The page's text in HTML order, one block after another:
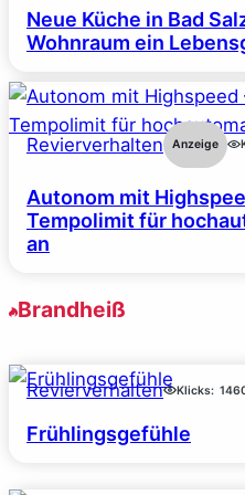
Neue Küche in Bad
Wohnraum ein
Revierverhalten Anzeige
Autonom mit
Tempolimit für
an
Brandheiß
Revierverhalten Klicks:
Frühlingsgefühle